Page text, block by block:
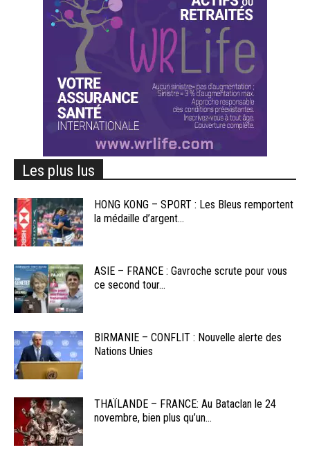
Les plus lus
HONG KONG – SPORT : Les Bleus remportent
la médaille d’argent...
ASIE – FRANCE : Gavroche scrute pour vous
ce second tour...
BIRMANIE – CONFLIT : Nouvelle alerte des
Nations Unies
THAÏLANDE – FRANCE: Au Bataclan le 24
novembre, bien plus qu’un...